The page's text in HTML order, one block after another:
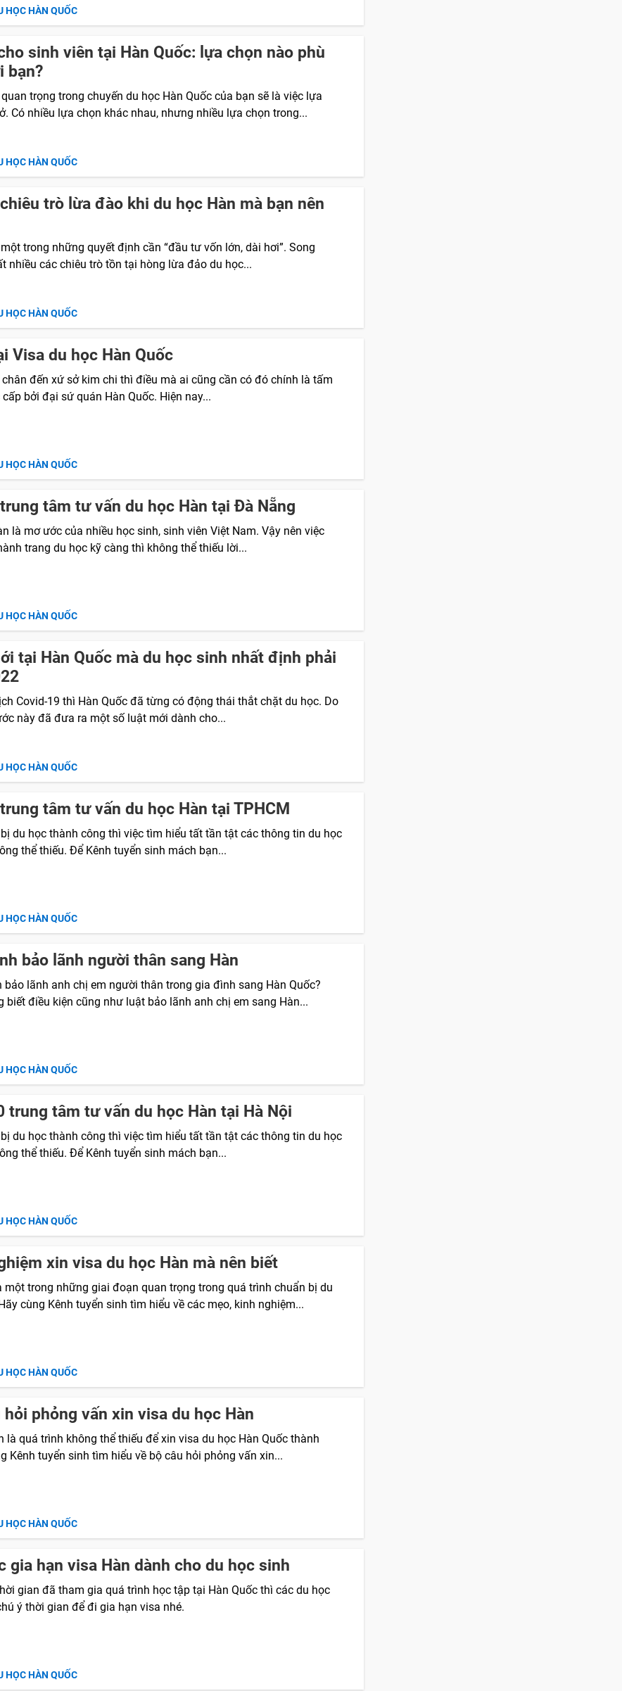
HỌC HÀN QUỐC
sinh viên tại Hàn Quốc: lựa chọn nào phù
bạn?
trọng trong chuyến du học Hàn Quốc của bạn sẽ là việc lựa
Có nhiều lựa chọn khác nhau, nhưng nhiều lựa chọn trong...
HỌC HÀN QUỐC
trò lừa đào khi du học Hàn mà bạn nên
trong những quyết định cần “đầu tư vốn lớn, dài hơi”. Song
nhiều các chiêu trò tồn tại hòng lừa đảo du học...
HỌC HÀN QUỐC
Visa du học Hàn Quốc
đến xứ sở kim chi thì điều mà ai cũng cần có đó chính là tấm
bởi đại sứ quán Hàn Quốc. Hiện nay...
HỌC HÀN QUỐC
tâm tư vấn du học Hàn tại Đà Nẵng
là mơ ước của nhiều học sinh, sinh viên Việt Nam. Vậy nên việc
trang du học kỹ càng thì không thể thiếu lời...
HỌC HÀN QUỐC
tại Hàn Quốc mà du học sinh nhất định phải
Covid-19 thì Hàn Quốc đã từng có động thái thắt chặt du học. Do
này đã đưa ra một số luật mới dành cho...
HỌC HÀN QUỐC
tâm tư vấn du học Hàn tại TPHCM
du học thành công thì việc tìm hiểu tất tần tật các thông tin du học
thể thiếu. Để Kênh tuyển sinh mách bạn...
HỌC HÀN QUỐC
bảo lãnh người thân sang Hàn
bảo lãnh anh chị em người thân trong gia đình sang Hàn Quốc?
biết điều kiện cũng như luật bảo lãnh anh chị em sang Hàn...
HỌC HÀN QUỐC
trung tâm tư vấn du học Hàn tại Hà Nội
du học thành công thì việc tìm hiểu tất tần tật các thông tin du học
thể thiếu. Để Kênh tuyển sinh mách bạn...
HỌC HÀN QUỐC
xin visa du học Hàn mà nên biết
một trong những giai đoạn quan trọng trong quá trình chuẩn bị du
cùng Kênh tuyển sinh tìm hiểu về các mẹo, kinh nghiệm...
HỌC HÀN QUỐC
hỏi phỏng vấn xin visa du học Hàn
là quá trình không thể thiếu để xin visa du học Hàn Quốc thành
Kênh tuyển sinh tìm hiểu về bộ câu hỏi phỏng vấn xin...
HỌC HÀN QUỐC
gia hạn visa Hàn dành cho du học sinh
gian đã tham gia quá trình học tập tại Hàn Quốc thì các du học
ý thời gian để đi gia hạn visa nhé.
HỌC HÀN QUỐC